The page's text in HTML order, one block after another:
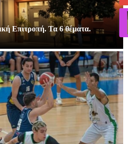
Επιτροπή. Τα 6 θέματα.